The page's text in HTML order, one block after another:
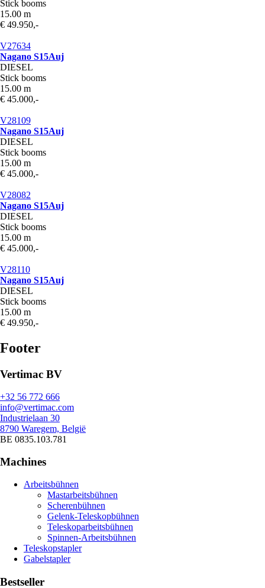
Stick booms
15.00 m
€ 49.950,-
V27634
Nagano S15Auj
DIESEL
Stick booms
15.00 m
€ 45.000,-
V28109
Nagano S15Auj
DIESEL
Stick booms
15.00 m
€ 45.000,-
V28082
Nagano S15Auj
DIESEL
Stick booms
15.00 m
€ 45.000,-
V28110
Nagano S15Auj
DIESEL
Stick booms
15.00 m
€ 49.950,-
Footer
Vertimac BV
+32 56 772 666
info@vertimac.com
Industrielaan 30
8790 Waregem, België
BE 0835.103.781
Machines
Arbeitsbühnen
Mastarbeitsbühnen
Scherenbühnen
Gelenk-Teleskopbühnen
Teleskoparbeitsbühnen
Spinnen-Arbeitsbühnen
Teleskopstapler
Gabelstapler
Bestseller